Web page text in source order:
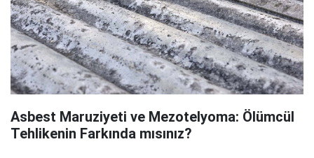
Asbest Maruziyeti ve Mezotelyoma: Ölümcül
Tehlikenin Farkında mısınız?